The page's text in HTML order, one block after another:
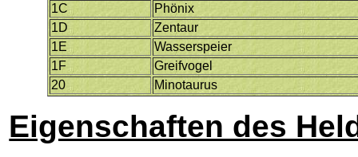
1C
Phönix
1D
Zentaur
1E
Wasserspeier
1F
Greifvogel
20
Minotaurus
Eigenschaften des